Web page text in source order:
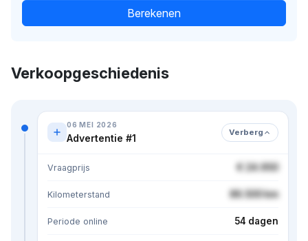
Berekenen
Verkoopgeschiedenis
06 MEI 2026
Advertentie #1 Verberg
Vraagprijs € 24.950
Kilometerstand 86.500 km
Periode online 54 dagen